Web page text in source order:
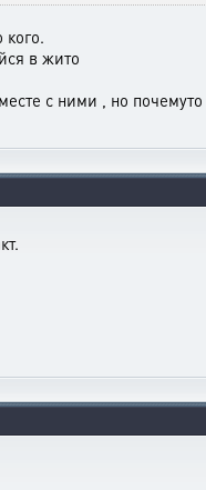
в жито
с ними , но